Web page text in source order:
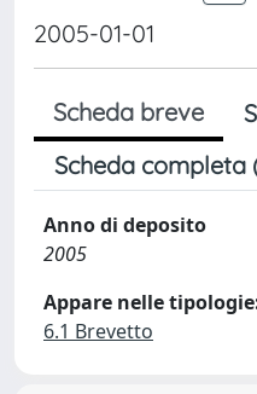
2005-01-01
Scheda breve
Scheda completa
Anno di deposito
2005
Appare nelle
6.1 Brevetto